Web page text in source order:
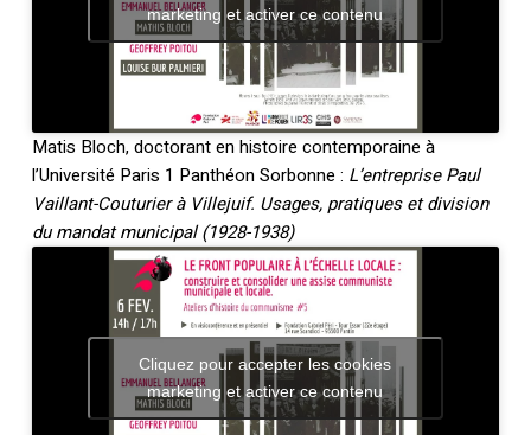
marketing et activer ce contenu
Matis Bloch, doctorant en histoire contemporaine à
l’Université Paris 1 Panthéon Sorbonne : L’entreprise Paul
Vaillant-Couturier à Villejuif. Usages, pratiques et division
du mandat municipal (1928-1938)
Cliquez pour accepter les cookies
marketing et activer ce contenu